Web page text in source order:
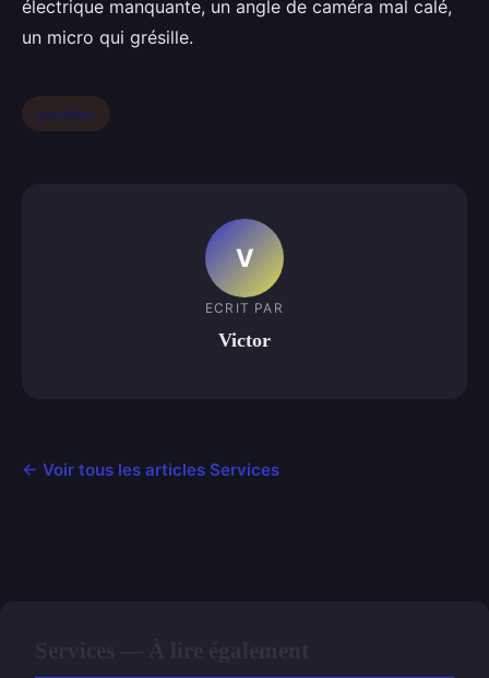
électrique manquante, un angle de caméra mal calé,
un micro qui grésille.
services
V
ECRIT PAR
Victor
← Voir tous les articles Services